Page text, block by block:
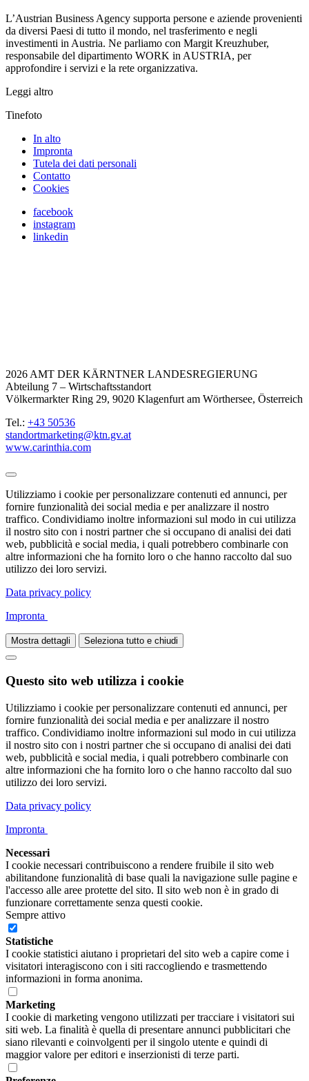
L’Austrian Business Agency supporta persone e aziende provenienti
da diversi Paesi di tutto il mondo, nel trasferimento e negli
investimenti in Austria. Ne parliamo con Margit Kreuzhuber,
responsabile del dipartimento WORK in AUSTRIA, per
approfondire i servizi e la rete organizzativa.
Leggi altro
Tinefoto
In alto
Impronta
Tutela dei dati personali
Contatto
Cookies
facebook
instagram
linkedin
2026 AMT DER KÄRNTNER LANDESREGIERUNG
Abteilung 7 – Wirtschaftsstandort
Völkermarkter Ring 29, 9020 Klagenfurt am Wörthersee, Österreich
Tel.: +43 50536
standortmarketing@ktn.gv.at
www.carinthia.com
Utilizziamo i cookie per personalizzare contenuti ed annunci, per
fornire funzionalità dei social media e per analizzare il nostro
traffico. Condividiamo inoltre informazioni sul modo in cui utilizza
il nostro sito con i nostri partner che si occupano di analisi dei dati
web, pubblicità e social media, i quali potrebbero combinarle con
altre informazioni che ha fornito loro o che hanno raccolto dal suo
utilizzo dei loro servizi.
Data privacy policy
Impronta
Mostra dettagli Seleziona tutto e chiudi
Questo sito web utilizza i cookie
Utilizziamo i cookie per personalizzare contenuti ed annunci, per
fornire funzionalità dei social media e per analizzare il nostro
traffico. Condividiamo inoltre informazioni sul modo in cui utilizza
il nostro sito con i nostri partner che si occupano di analisi dei dati
web, pubblicità e social media, i quali potrebbero combinarle con
altre informazioni che ha fornito loro o che hanno raccolto dal suo
utilizzo dei loro servizi.
Data privacy policy
Impronta
Necessari
I cookie necessari contribuiscono a rendere fruibile il sito web
abilitandone funzionalità di base quali la navigazione sulle pagine e
l'accesso alle aree protette del sito. Il sito web non è in grado di
funzionare correttamente senza questi cookie.
Sempre attivo
Statistiche
I cookie statistici aiutano i proprietari del sito web a capire come i
visitatori interagiscono con i siti raccogliendo e trasmettendo
informazioni in forma anonima.
Marketing
I cookie di marketing vengono utilizzati per tracciare i visitatori sui
siti web. La finalità è quella di presentare annunci pubblicitari che
siano rilevanti e coinvolgenti per il singolo utente e quindi di
maggior valore per editori e inserzionisti di terze parti.